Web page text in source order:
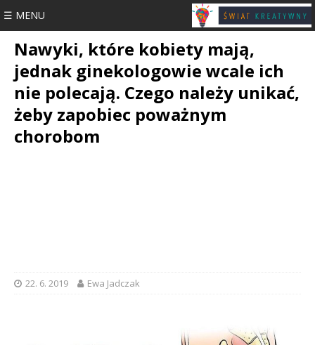
☰ MENU
Nawyki, które kobiety mają,
jednak ginekologowie wcale ich
nie polecają. Czego należy unikać,
żeby zapobiec poważnym
chorobom
22. 6. 2019 Ewa Jadczak